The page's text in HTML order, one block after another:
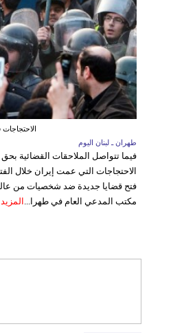
طهران ـ لبنان اليوم
فيما تتواصل الملاحقات القضائية
الاحتجاجات التي عمت إيران خلال
فتح قضايا جديدة ضد شخصيات من
مكتب المدعي العام في طهرا... المزيد